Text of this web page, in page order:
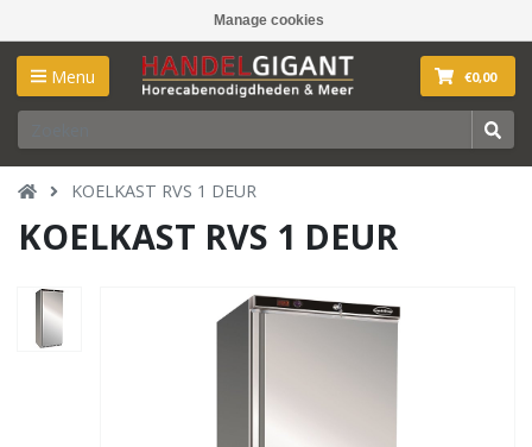
Manage cookies
Menu €0,00
KOELKAST RVS 1 DEUR
KOELKAST RVS 1 DEUR